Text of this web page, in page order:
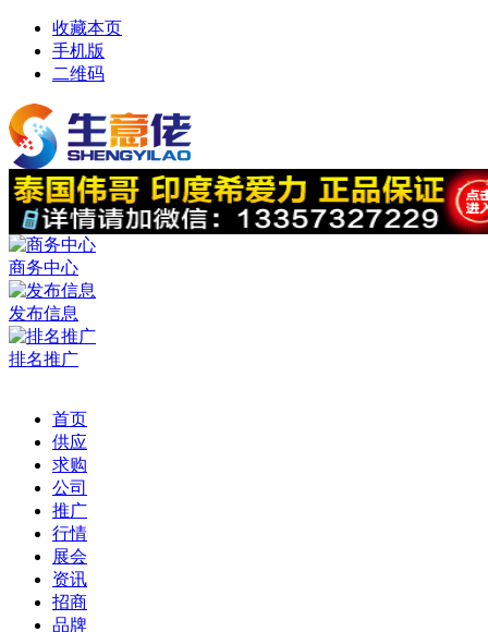
收藏本页
手机版
二维码
商务中心
发布信息
排名推广
首页
供应
求购
公司
推广
行情
展会
资讯
招商
品牌